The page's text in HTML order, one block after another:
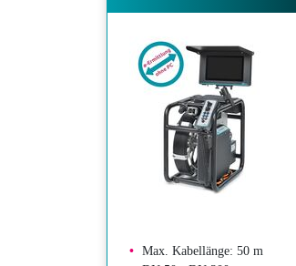
Max. Kabellänge: 50 m